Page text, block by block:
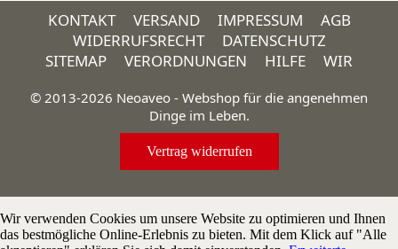
KONTAKT VERSAND IMPRESSUM
AGB
WIDERRUFSRECHT
DATENSCHUTZ
SITEMAP
VERORDNUNGEN HILFE WIR
© 2013-2026 Neoaveo - Webshop für die angenehmen
Dinge im Leben.
Vertrag widerrufen
Wir verwenden Cookies um unsere Website zu optimieren und Ihnen
das bestmögliche Online-Erlebnis zu bieten. Mit dem Klick auf "Alle